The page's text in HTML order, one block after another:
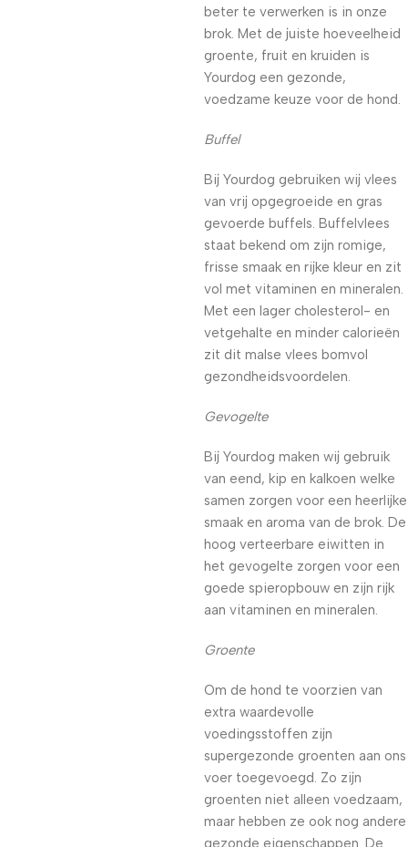
beter te verwerken is in onze
brok. Met de juiste hoeveelheid
groente, fruit en kruiden is
Yourdog een gezonde,
voedzame keuze voor de hond.
Buffel
Bij Yourdog gebruiken wij vlees
van vrij opgegroeide en gras
gevoerde buffels. Buffelvlees
staat bekend om zijn romige,
frisse smaak en rijke kleur en zit
vol met vitaminen en mineralen.
Met een lager cholesterol- en
vetgehalte en minder calorieën
zit dit malse vlees bomvol
gezondheidsvoordelen.
Gevogelte
Bij Yourdog maken wij gebruik
van eend, kip en kalkoen welke
samen zorgen voor een heerlijke
smaak en aroma van de brok. De
hoog verteerbare eiwitten in
het gevogelte zorgen voor een
goede spieropbouw en zijn rijk
aan vitaminen en mineralen.
Groente
Om de hond te voorzien van
extra waardevolle
voedingsstoffen zijn
supergezonde groenten aan ons
voer toegevoegd. Zo zijn
groenten niet alleen voedzaam,
maar hebben ze ook nog andere
gezonde eigenschappen. De